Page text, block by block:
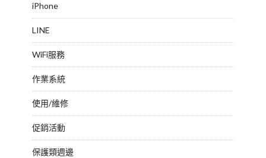
iPhone
LINE
WiFi服務
作業系統
使用/維修
促銷活動
保護類週邊